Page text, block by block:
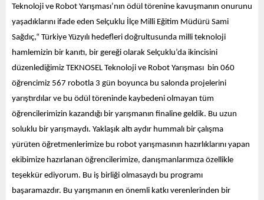
Teknoloji ve Robot Yarışması’nın ödül törenine kavuşmanın onurunu
yaşadıklarını ifade eden Selçuklu İlçe Milli Eğitim Müdürü Sami
Sağdıç,“ Türkiye Yüzyılı hedefleri doğrultusunda milli teknoloji
hamlemizin bir kanıtı, bir gereği olarak Selçuklu’da ikincisini
düzenlediğimiz TEKNOSEL Teknoloji ve Robot Yarışması bin 060
öğrencimiz 567 robotla 3 gün boyunca bu salonda projelerini
yarıştırdılar ve bu ödül töreninde kaybedeni olmayan tüm
öğrencilerimizin kazandığı bir yarışmanın finaline geldik. Bu uzun
soluklu bir yarışmaydı. Yaklaşık altı aydır hummalı bir çalışma
yürüten öğretmenlerimize bu robot yarışmasının hazırlıklarını yapan
ekibimize hazırlanan öğrencilerimize, danışmanlarımıza özellikle
teşekkür ediyorum. Bu iş birliği olmasaydı bu programı
başaramazdır. Bu yarışmanın en önemli katkı verenlerinden bir